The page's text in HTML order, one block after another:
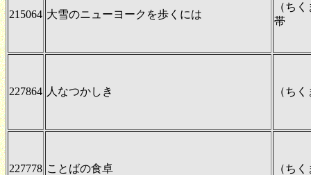
215064 大雪のニューヨークを歩くには
（ち
帯
227864 人なつかしき （ち
227778 ことばの食卓 （ち